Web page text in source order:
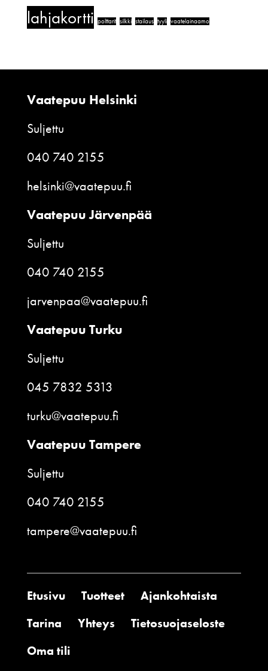
lahjakortti polttarit silkki stailaus tyyli vaatelainaamo
Vaatepuu Helsinki
Suljettu
040 740 2155
helsinki@vaatepuu.fi
Vaatepuu Järvenpää
Suljettu
040 740 2155
jarvenpaa@vaatepuu.fi
Vaatepuu Turku
Suljettu
045 7832 5313
turku@vaatepuu.fi
Vaatepuu Tampere
Suljettu
040 740 2155
tampere@vaatepuu.fi
Etusivu Tuotteet
Ajankohtaista
Tarina
Yhteys
Tietosuojaseloste
Oma tili